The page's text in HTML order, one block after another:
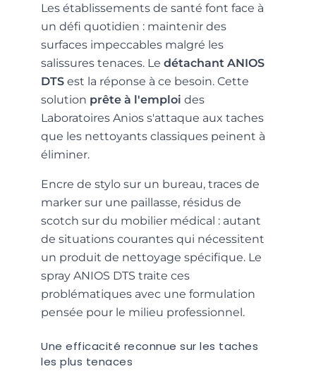
Les établissements de santé font face à
un défi quotidien : maintenir des
surfaces impeccables malgré les
salissures tenaces. Le détachant ANIOS
DTS est la réponse à ce besoin. Cette
solution prête à l'emploi des
Laboratoires Anios s'attaque aux taches
que les nettoyants classiques peinent à
éliminer.
Encre de stylo sur un bureau, traces de
marker sur une paillasse, résidus de
scotch sur du mobilier médical : autant
de situations courantes qui nécessitent
un produit de nettoyage spécifique. Le
spray ANIOS DTS traite ces
problématiques avec une formulation
pensée pour le milieu professionnel.
Une efficacité reconnue sur les taches
les plus tenaces